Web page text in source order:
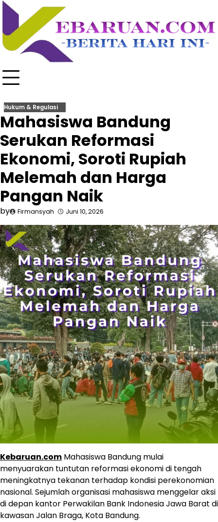
Skip
content
Hukum & Regulasi
Mahasiswa Bandung
Serukan Reformasi
Ekonomi, Soroti Rupiah
Melemah dan Harga
Pangan Naik
by Firmansyah Juni 10, 2026
Kebaruan.com Mahasiswa Bandung mulai
menyuarakan tuntutan reformasi ekonomi di tengah
meningkatnya tekanan terhadap kondisi perekonomian
nasional. Sejumlah organisasi mahasiswa menggelar aksi
di depan kantor Perwakilan Bank Indonesia Jawa Barat di
kawasan Jalan Braga, Kota Bandung.